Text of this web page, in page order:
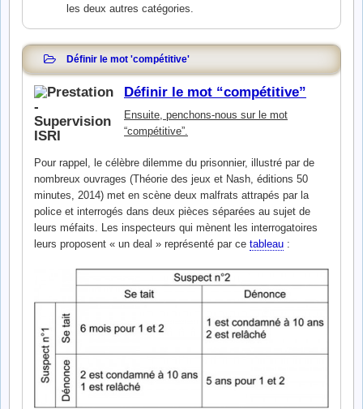
les deux autres catégories.
Définir le mot 'compétitive'
Définir le mot “compétitive”
Ensuite, penchons-nous sur le mot
“compétitive”.
Pour rappel, le célèbre dilemme du prisonnier, illustré par de
nombreux ouvrages (Théorie des jeux et Nash, éditions 50
minutes, 2014) met en scène deux malfrats attrapés par la
police et interrogés dans deux pièces séparées au sujet de
leurs méfaits. Les inspecteurs qui mènent les interrogatoires
leurs proposent « un deal » représenté par ce tableau :